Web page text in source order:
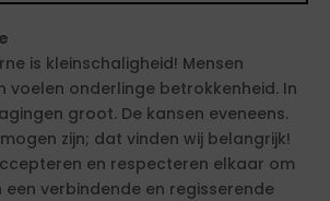
is kleinschaligheid! Mensen
voelen onderlinge betrokkenheid. In
groot. De kansen eveneens.
zijn; dat vinden wij belangrijk!
en respecteren elkaar om
een verbindende en regisserende